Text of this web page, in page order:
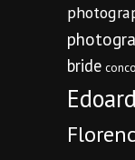
bride